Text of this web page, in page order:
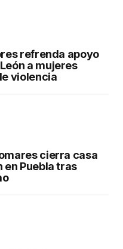
refrenda apoyo
a mujeres
violencia
cierra casa
en Puebla tras